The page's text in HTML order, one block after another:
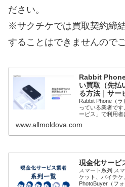
ださい。
※サクチケでは買取契約締
することはできませんので
Rabbit
い買取（先払
る方法｜サー
Rabbit Phone（
っている業者で
ービス」で利用者
買取してもらうこ
www.allmoldova.com
現金化サービ
スマート系列 ス
ケット、バイチケ
PhotoBuyer（フ